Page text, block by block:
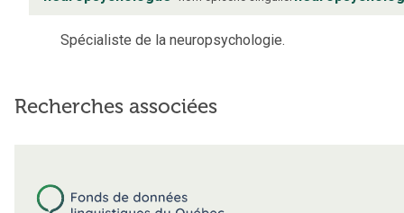
Spécialiste de la neuropsychologie.
Recherches associées